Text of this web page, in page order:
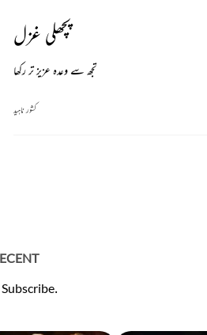
پچھلی غزل
تجھ سے وعدہ عزیز تر رکھا
کشور ناہید